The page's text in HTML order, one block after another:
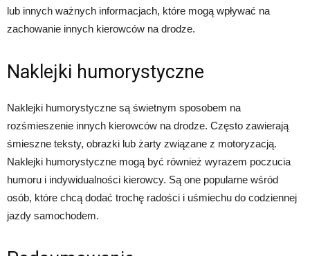
lub innych ważnych informacjach, które mogą wpływać na
zachowanie innych kierowców na drodze.
Naklejki humorystyczne
Naklejki humorystyczne są świetnym sposobem na
rozśmieszenie innych kierowców na drodze. Często zawierają
śmieszne teksty, obrazki lub żarty związane z motoryzacją.
Naklejki humorystyczne mogą być również wyrazem poczucia
humoru i indywidualności kierowcy. Są one popularne wśród
osób, które chcą dodać trochę radości i uśmiechu do codziennej
jazdy samochodem.